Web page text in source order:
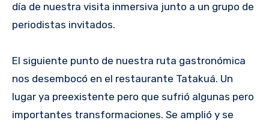
día de nuestra visita inmersiva junto a un grupo de
periodistas invitados.
El siguiente punto de nuestra ruta gastronómica
nos desembocó en el restaurante Tatakuá. Un
lugar ya preexistente pero que sufrió algunas pero
importantes transformaciones. Se amplió y se